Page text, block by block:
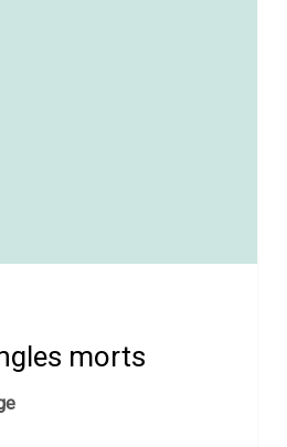
morts